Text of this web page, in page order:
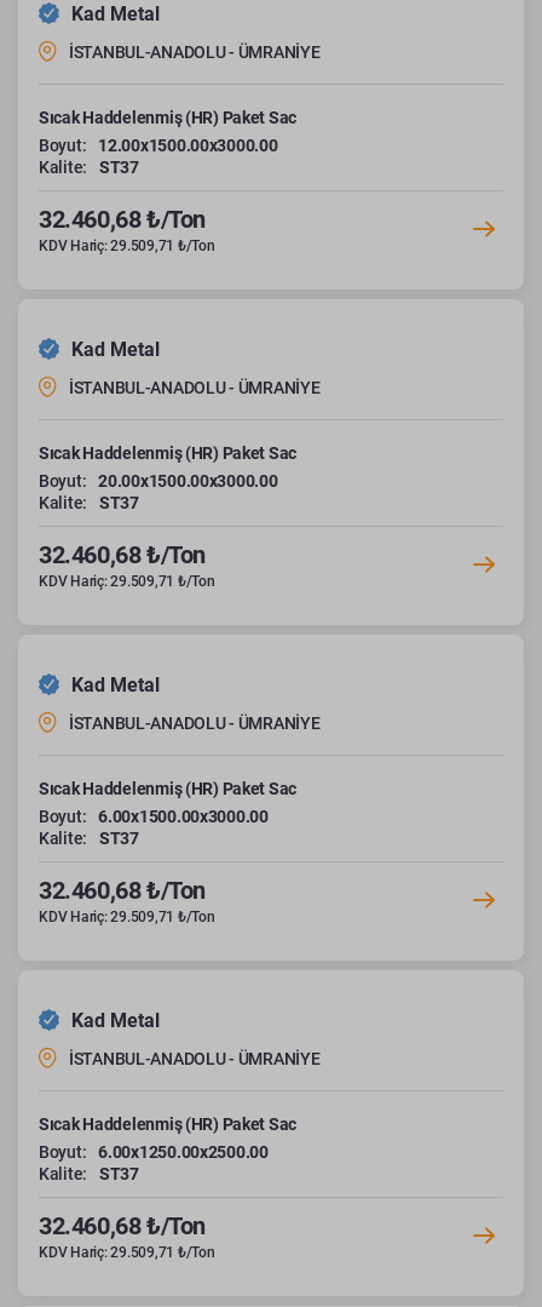
Kad Metal
İSTANBUL-ANADOLU - ÜMRANİYE
Sıcak Haddelenmiş (HR) Paket Sac
Boyut:
12.00x1500.00x3000.00
Kalite:
ST37
32.460,68 ₺/Ton
KDV Hariç: 29.509,71 ₺/Ton
Kad Metal
İSTANBUL-ANADOLU - ÜMRANİYE
Sıcak Haddelenmiş (HR) Paket Sac
Boyut:
20.00x1500.00x3000.00
Kalite:
ST37
32.460,68 ₺/Ton
KDV Hariç: 29.509,71 ₺/Ton
Kad Metal
İSTANBUL-ANADOLU - ÜMRANİYE
Sıcak Haddelenmiş (HR) Paket Sac
Boyut:
6.00x1500.00x3000.00
Kalite:
ST37
32.460,68 ₺/Ton
KDV Hariç: 29.509,71 ₺/Ton
Kad Metal
İSTANBUL-ANADOLU - ÜMRANİYE
Sıcak Haddelenmiş (HR) Paket Sac
Boyut:
6.00x1250.00x2500.00
Kalite:
ST37
32.460,68 ₺/Ton
KDV Hariç: 29.509,71 ₺/Ton